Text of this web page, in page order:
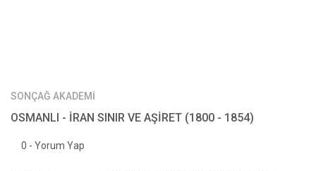
SONÇAĞ AKADEMİ
OSMANLI - İRAN SINIR VE AŞİRET (1800 - 1854)
0 - Yorum Yap